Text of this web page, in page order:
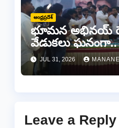
ఆంధ్రప్రదేశ్
భూమన అభినయ్
వేడుకలు ఘనంగా..
JUL 31, 2026
Leave a Reply